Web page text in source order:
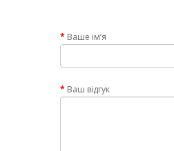
Ваше ім’я
Ваш відгук